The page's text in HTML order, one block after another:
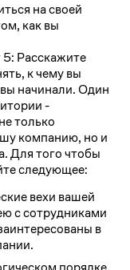
на своей
как вы
Расскажите
к чему вы
начинали. Один
-
только
компанию, но и
Для того чтобы
следующее:
вехи вашей
с сотрудниками
в